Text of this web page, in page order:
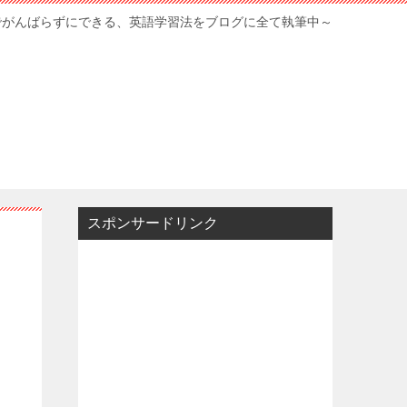
んばらずにできる、英語学習法をブログに全て執筆中～
スポンサードリンク